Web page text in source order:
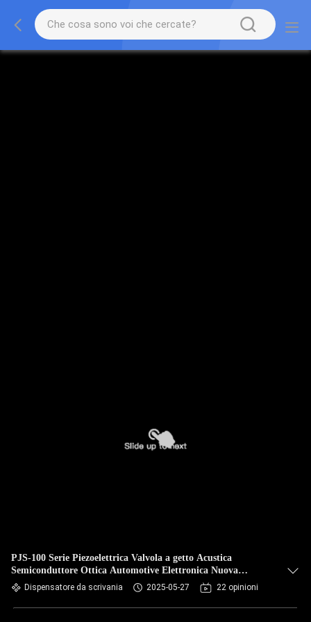
PJS-100 Serie Piezoelettrica Valvola a getto Acustica
Semiconduttore Ottica Automotive Elettronica Nuova
batteria di energia
Dispensatore da scrivania 2025-05-27 22 opinioni